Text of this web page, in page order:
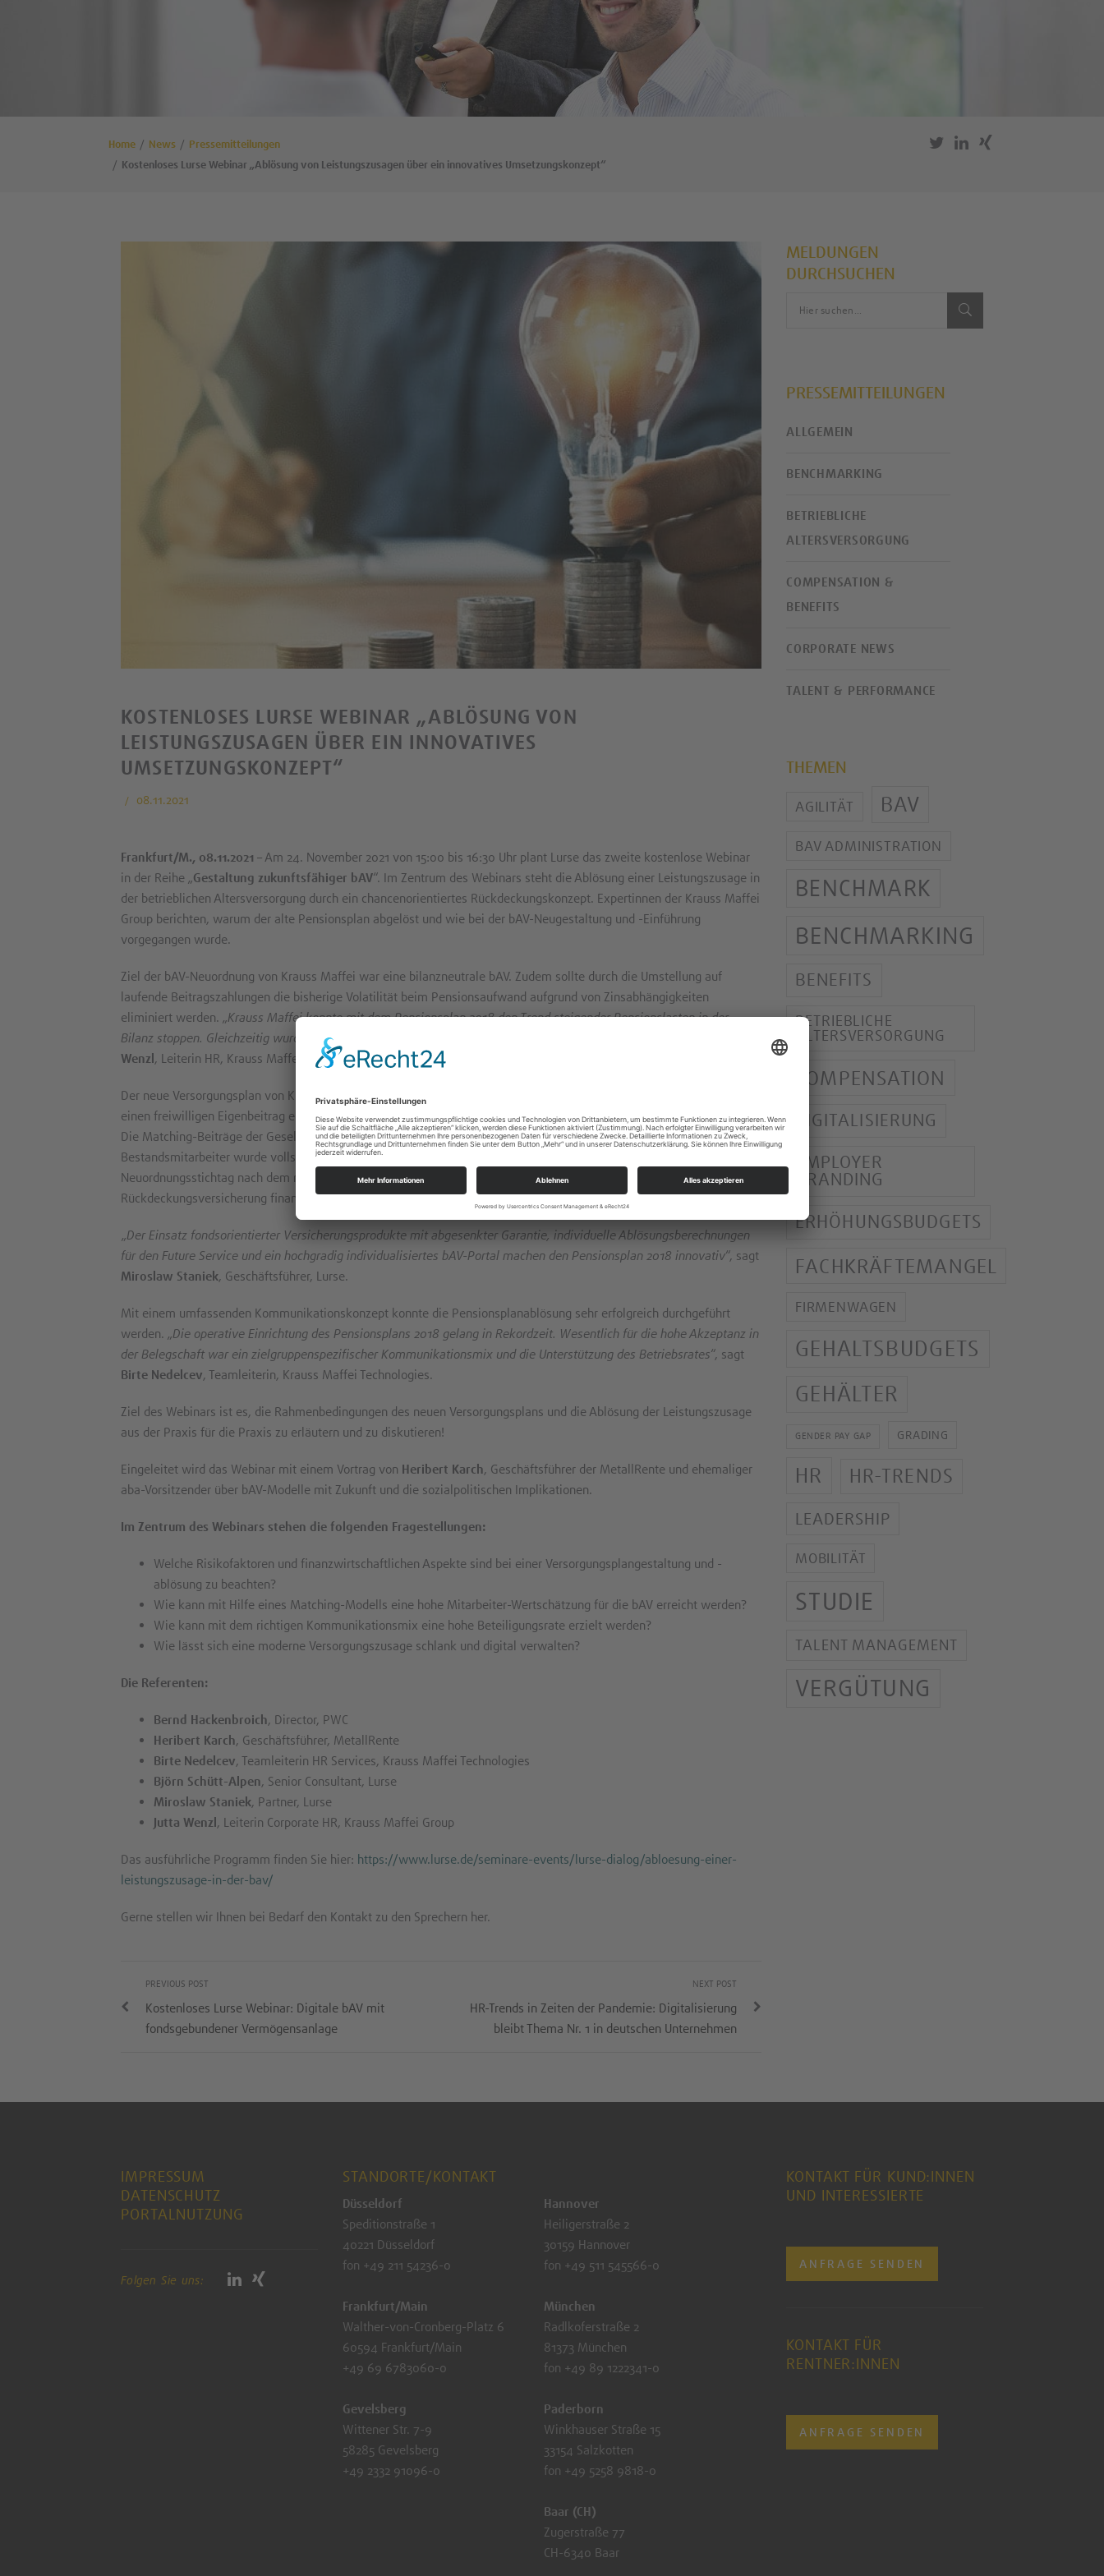
Home News
Pressemitteilungen
Kostenloses Lurse Webinar „Ablösung von Leistungszusagen über ein innovatives Umsetzungskonzept“
KOSTENLOSES LURSE WEBINAR „ABLÖSUNG VON
LEISTUNGSZUSAGEN ÜBER EIN INNOVATIVES
UMSETZUNGSKONZEPT“
08.11.2021
Frankfurt/M., 08.11.2021 – Am 24. November 2021 von 15:00 bis 16:30 Uhr plant Lurse das zweite kostenlose Webinar
in der Reihe „Gestaltung zukunftsfähiger bAV“. Im Zentrum des Webinars steht die Ablösung einer Leistungszusage in
der betrieblichen Altersversorgung durch ein chancenorientiertes Rückdeckungskonzept. Expertinnen der Krauss Maffei
Group berichten, warum der alte Pensionsplan abgelöst und wie bei der bAV-Neugestaltung und -Einführung
vorgegangen wurde.
Ziel der bAV-Neuordnung von Krauss Maffei war eine bilanzneutrale bAV. Zudem sollte durch die Umstellung auf
laufende Beitragszahlungen die bisherige Volatilität beim Pensionsaufwand aufgrund von Zinsabhängigkeiten
eliminiert werden. „Krauss Maffei konnte mit dem Pensionsplan 2018 den Trend steigender Pensionslasten in der
Bilanz stoppen. Gleichzeitig wurde den Mitarbeitern eine gleichwertige bAV mit mehr Wahlrechten geboten
Wenzl, Leiterin HR, Krauss Maffei Group.
Der neue Versorgungsplan von Krauss Maffei ist ein reines Matching-System. Alle Mitarbeiter nehmen teil, wenn sie
einen freiwilligen Eigenbeitrag erbringen. Tun sie dies, erhalten sie eine Förderung in gleicher Höhe von Krauss Maffei.
Die Matching-Beiträge der Gesellschaft fließen in eine rückgedeckte Direktzusage. Der Altersversorgungsanspruch für
Bestandsmitarbeiter wurde vollständig in Form eines Besitzstands aufrechterhalten. Anwartschaften ab dem
Neuordnungsstichtag nach dem neuen Pensionsplan werden über individuell errechnete Beiträge zu einer
Rückdeckungsversicherung finanziert. Zusätzlich wurde für Bestandsmitarbeiter das Matching-Modell eingeführt.
„Der Einsatz fondsorientierter Versicherungsprodukte mit abgesenkter Garantie, individuelle Ablösungsberechnungen
für den Future Service und ein hochgradig individualisiertes bAV-Portal machen den Pensionsplan 2018 innovativ“, sagt
Miroslaw Staniek, Geschäftsführer, Lurse.
Mit einem umfassenden Kommunikationskonzept konnte die Pensionsplanablösung sehr erfolgreich durchgeführt
werden. „Die operative Einrichtung des Pensionsplans 2018 gelang in Rekordzeit. Wesentlich für die hohe Akzeptanz in
der Belegschaft war ein zielgruppenspezifischer Kommunikationsmix und die Unterstützung des Betriebsrates“, sagt
Birte Nedelcev, Teamleiterin, Krauss Maffei Technologies.
Ziel des Webinars ist es, die Rahmenbedingungen des neuen Versorgungsplans und die Ablösung der Leistungszusage
aus der Praxis für die Praxis zu erläutern und zu diskutieren!
Eingeleitet wird das Webinar mit einem Vortrag von Heribert Karch, Geschäftsführer der MetallRente und ehemaliger
aba-Vorsitzender über bAV-Modelle mit Zukunft und die sozialpolitischen Implikationen.
Im Zentrum des Webinars stehen die folgenden Fragestellungen:
Welche Risikofaktoren und finanzwirtschaftlichen Aspekte sind bei einer Versorgungsplangestaltung und -
ablösung zu beachten?
Wie kann mit Hilfe eines Matching-Modells eine hohe Mitarbeiter-Wertschätzung für die bAV erreicht werden?
Wie kann mit dem richtigen Kommunikationsmix eine hohe Beteiligungsrate erzielt werden?
Wie lässt sich eine moderne Versorgungszusage schlank und digital verwalten?
Die Referenten:
Bernd Hackenbroich, Director, PWC
Heribert Karch, Geschäftsführer, MetallRente
Birte Nedelcev, Teamleiterin HR Services, Krauss Maffei Technologies
Björn Schütt-Alpen, Senior Consultant, Lurse
Miroslaw Staniek, Partner, Lurse
Jutta Wenzl, Leiterin Corporate HR, Krauss Maffei Group
Das ausführliche Programm finden Sie hier: https://www.lurse.de/seminare-events/lurse-dialog/abloesung-einer-
leistungszusage-in-der-bav/
Gerne stellen wir Ihnen bei Bedarf den Kontakt zu den Sprechern her.
PREVIOUS POST
Kostenloses Lurse Webinar: Digitale bAV mit
fondsgebundener Vermögensanlage
NEXT POST
HR-Trends in Zeiten der Pandemie: Digitalisierung
bleibt Thema Nr. 1 in deutschen Unternehmen
MELDUNGEN
DURCHSUCHEN
PRESSEMITTEILUNGEN
ALLGEMEIN
BENCHMARKING
BETRIEBLICHE
ALTERSVERSORGUNG
COMPENSATION &
BENEFITS
CORPORATE NEWS
TALENT & PERFORMANCE
THEMEN
AGILITÄT BAV
BAV ADMINISTRATION
BENCHMARK
BENCHMARKING
BENEFITS
BETRIEBLICHE
ALTERSVERSORGUNG
COMPENSATION
DIGITALISIERUNG
EMPLOYER
BRANDING
ERHÖHUNGSBUDGETS
FACHKRÄFTEMANGEL
FIRMENWAGEN
GEHALTSBUDGETS
GEHÄLTER
GENDER PAY GAP GRADING
HR HR-TRENDS
LEADERSHIP
MOBILITÄT
STUDIE
TALENT MANAGEMENT
VERGÜTUNG
IMPRESSUM
DATENSCHUTZ
PORTALNUTZUNG
Folgen Sie uns:
STANDORTE/KONTAKT
Düsseldorf
Speditionstraße 1
40221 Düsseldorf
fon +49 211 54236-0
Frankfurt/Main
Walther-von-Cronberg-Platz 6
60594 Frankfurt/Main
+49 69 6783060-0
Gevelsberg
Wittener Str. 7-9
58285 Gevelsberg
+49 2332 91096-0
Hannover
Heiligerstraße 2
30159 Hannover
fon +49 511 545566-0
München
Radlkoferstraße 2
81373 München
fon +49 89 1222341-0
Paderborn
Winkhauser Straße 15
33154 Salzkotten
fon +49 5258 9818-0
Baar (CH)
Zugerstraße 77
CH-6340 Baar
KONTAKT FÜR KUND:INNEN
UND INTERESSIERTE
ANFRAGE SENDEN
KONTAKT FÜR
RENTNER:INNEN
ANFRAGE SENDEN